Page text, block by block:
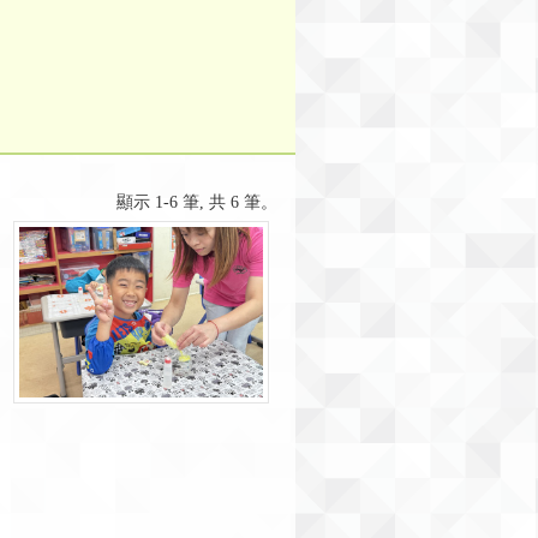
顯示 1-6 筆, 共 6 筆。